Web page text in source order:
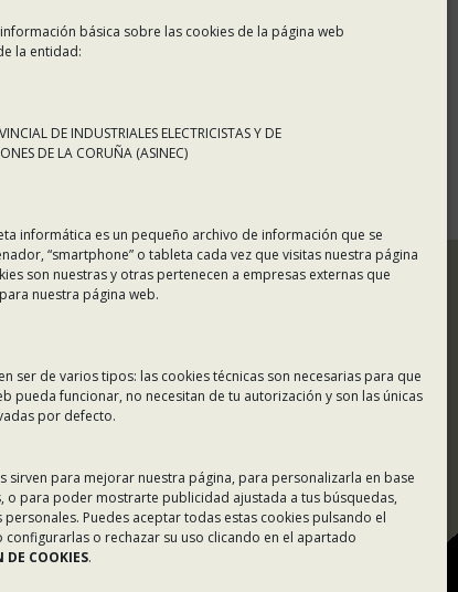
básica sobre las cookies de la página web
la entidad:
DE INDUSTRIALES ELECTRICISTAS Y DE
DE LA CORUÑA (ASINEC)
informática es un pequeño archivo de información que se
“smartphone” o tableta cada vez que visitas nuestra página
son nuestras y otras pertenecen a empresas externas que
nuestra página web.
ser de varios tipos: las cookies técnicas son necesarias para que
pueda funcionar, no necesitan de tu autorización y son las únicas
por defecto.
sirven para mejorar nuestra página, para personalizarla en base
o para poder mostrarte publicidad ajustada a tus búsquedas,
personales. Puedes aceptar todas estas cookies pulsando el
configurarlas o rechazar su uso clicando en el apartado
DE COOKIES.
Colaboradores
Incidencias en Expediente